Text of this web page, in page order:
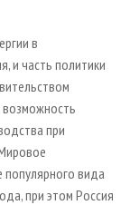
в
и часть политики
возможность
при
популярного вида
при этом Россия